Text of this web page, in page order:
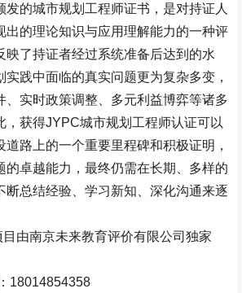
发的城市规划工程师证书，是对持证人
出的理论知识与应用理解能力的一种评
映了持证者经过系统准备后达到的水
践中面临的真实问题更为复杂多变，
、实时政策调整、多元利益博弈等诸多
，获得JYPC城市规划工程师认证可以
路上的一个重要里程碑和积极证明，
的卓越能力，最终仍需在长期、多样的
断总结经验、学习新知、深化沟通来逐
由南京未来教育评价有限公司独家
18014854358